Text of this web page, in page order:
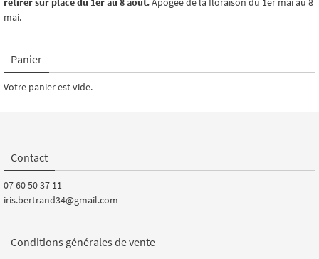
mai.
Panier
Votre panier est vide.
Contact
07 60 50 37 11
iris.bertrand34@gmail.com
Conditions générales de vente